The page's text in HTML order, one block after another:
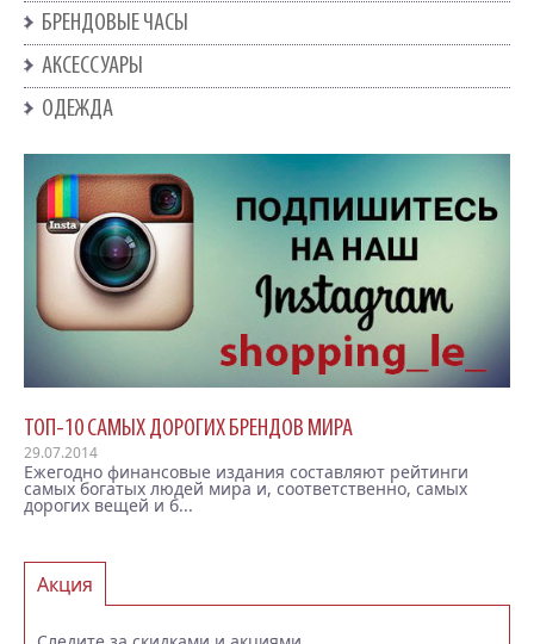
БРЕНДОВЫЕ ЧАСЫ
АКСЕССУАРЫ
ОДЕЖДА
ТОП-10 САМЫХ ДОРОГИХ БРЕНДОВ МИРА
29.07.2014
Ежегодно финансовые издания составляют рейтинги
самых богатых людей мира и, соответственно, самых
дорогих вещей и б...
Акция